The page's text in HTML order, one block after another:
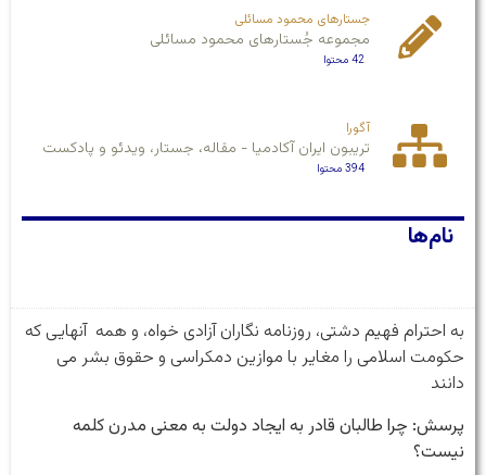
جستارهای محمود مسائلی
مجموعه جُستارهای محمود مسائلی
42 محتوا
آگورا
تریبون ایران آکادمیا - مقاله، جستار، ویدئو و پادکست
394 محتوا
نام‌ها
به احترام فهیم دشتی، روزنامه نگاران آزادی خواه، و همه آنهایی که
حکومت اسلامی را مغایر با موازین دمکراسی و حقوق بشر می
دانند
پرسش: چرا طالبان قادر به ایجاد دولت به معنی مدرن کلمه
نیست؟